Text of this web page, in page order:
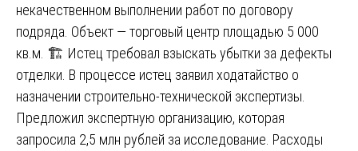
некачественном выполнении работ по договору
подряда. Объект — торговый центр площадью 5 000
кв.м. 🏗️ Истец требовал взыскать убытки за дефекты
отделки. В процессе истец заявил ходатайство о
назначении строительно-технической экспертизы.
Предложил экспертную организацию, которая
запросила 2,5 млн рублей за исследование. Расходы